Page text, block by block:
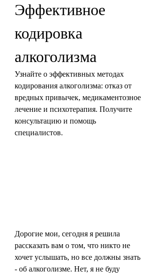
Эффективное
кодировка
алкоголизма
Узнайте о эффективных методах
кодирования алкоголизма: отказ от
вредных привычек, медикаментозное
лечение и психотерапия. Получите
консультацию и помощь
специалистов.
Дорогие мои, сегодня я решила
рассказать вам о том, что никто не
хочет услышать, но все должны знать
- об алкоголизме. Нет, я не буду